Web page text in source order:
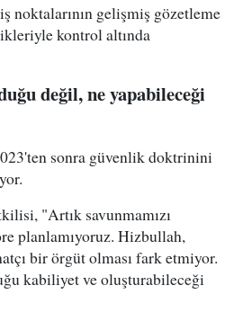
noktalarının gelişmiş gözetleme
kontrol altında
değil, ne yapabileceği
sonra güvenlik doktrinini
"Artık savunmamızı
planlamıyoruz. Hizbullah,
bir örgüt olması fark etmiyor.
kabiliyet ve oluşturabileceği